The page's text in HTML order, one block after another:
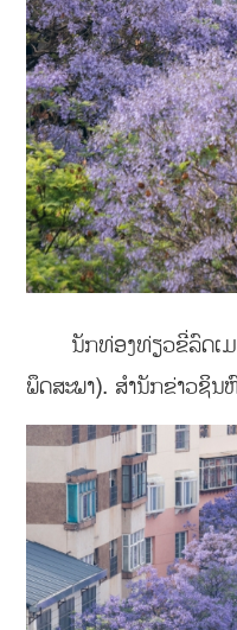
ນັກທ່ອງທ່ຽວຂີ່ລົດເ
ພຶດສະພາ). ສຳນັກຂ່າວຊິ